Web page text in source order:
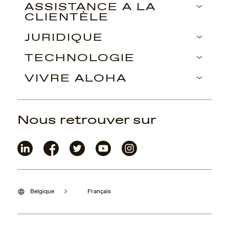
ASSISTANCE À LA
CLIENTÈLE
JURIDIQUE
TECHNOLOGIE
VIVRE ALOHA
Belgique Français
Nous retrouver sur